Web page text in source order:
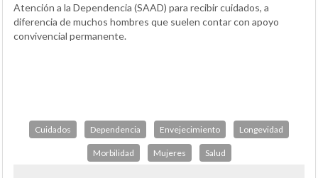
Atención a la Dependencia (SAAD) para recibir cuidados, a
diferencia de muchos hombres que suelen contar con apoyo
convivencial permanente.
Cuidados Dependencia Envejecimiento Longevidad
Morbilidad Mujeres Salud